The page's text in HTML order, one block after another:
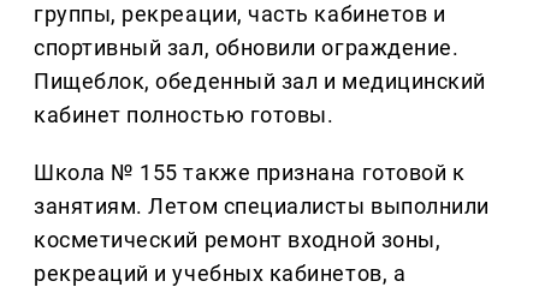
группы, рекреации, часть кабинетов и
спортивный зал, обновили ограждение.
Пищеблок, обеденный зал и медицинский
кабинет полностью готовы.
Школа № 155 также признана готовой к
занятиям. Летом специалисты выполнили
косметический ремонт входной зоны,
рекреаций и учебных кабинетов, а